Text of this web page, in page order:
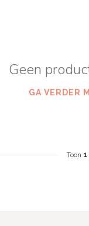
Geen
GA VERDER
Toon 1